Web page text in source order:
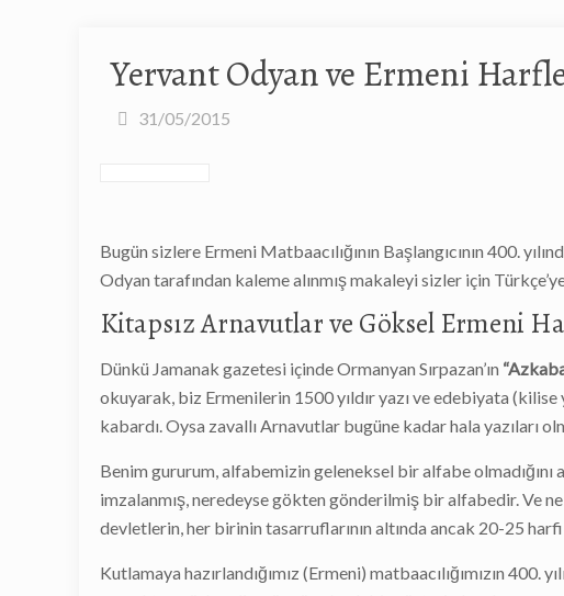
Yervant Odyan ve Ermeni
31/05/2015
Bugün sizlere Ermeni Matbaacılığının Başlangıcının 400.
Odyan tarafından kaleme alınmış makaleyi sizler için
Kitapsız Arnavutlar ve Göksel Ermeni
Dünkü Jamanak gazetesi içinde Ormanyan Sırpazan’ın
okuyarak, biz Ermenilerin 1500 yıldır yazı ve edebiyata
kabardı. Oysa zavallı Arnavutlar bugüne kadar hala yazıları
Benim gururum, alfabemizin geleneksel bir alfabe
imzalanmış, neredeyse gökten gönderilmiş bir alfabedir. Ve
devletlerin, her birinin tasarruflarının altında ancak 20-25
Kutlamaya hazırlandığımız (Ermeni) matbaacılığımızın